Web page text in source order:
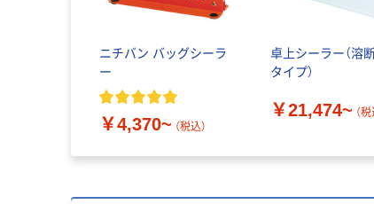
ニチバン バッグシーラ
ー
￥4,370~ （税込）
卓上シーラー（溶
タイプ）
￥21,474~ （税